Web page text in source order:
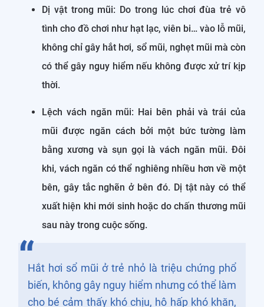
Dị vật trong mũi: Do trong lúc chơi đùa trẻ vô
tình cho đồ chơi như hạt lạc, viên bi… vào lỗ mũi,
không chỉ gây hắt hơi, sổ mũi, nghẹt mũi mà còn
có thể gây nguy hiểm nếu không được xử trí kịp
thời.
Lệch vách ngăn mũi: Hai bên phải và trái của
mũi được ngăn cách bởi một bức tường làm
bằng xương và sụn gọi là vách ngăn mũi. Đôi
khi, vách ngăn có thể nghiêng nhiều hơn về một
bên, gây tắc nghẽn ở bên đó. Dị tật này có thể
xuất hiện khi mới sinh hoặc do chấn thương mũi
sau này trong cuộc sống.
Hắt hơi sổ mũi ở trẻ nhỏ là triệu chứng phổ
biến, không gây nguy hiểm nhưng có thể làm
cho bé cảm thấy khó chịu, hô hấp khó khăn,